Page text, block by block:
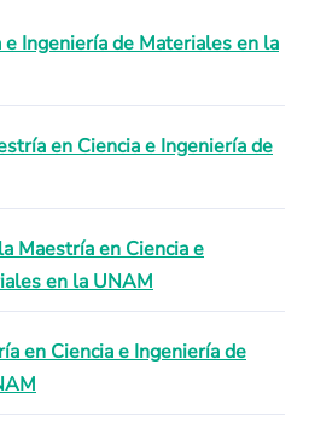
e Ingeniería de Materiales en la
en Ciencia e Ingeniería de
Maestría en Ciencia e
en la UNAM
en Ciencia e Ingeniería de